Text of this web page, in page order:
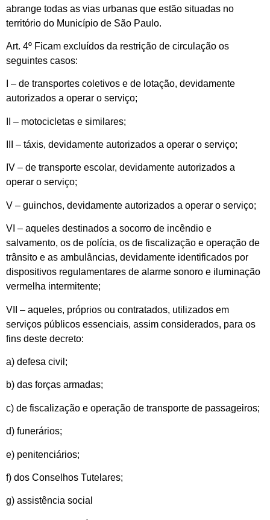
abrange todas as vias urbanas que estão situadas no
território do Município de São Paulo.
Art. 4º Ficam excluídos da restrição de circulação os
seguintes casos:
I – de transportes coletivos e de lotação, devidamente
autorizados a operar o serviço;
II – motocicletas e similares;
III – táxis, devidamente autorizados a operar o serviço;
IV – de transporte escolar, devidamente autorizados a
operar o serviço;
V – guinchos, devidamente autorizados a operar o serviço;
VI – aqueles destinados a socorro de incêndio e
salvamento, os de polícia, os de fiscalização e operação de
trânsito e as ambulâncias, devidamente identificados por
dispositivos regulamentares de alarme sonoro e iluminação
vermelha intermitente;
VII – aqueles, próprios ou contratados, utilizados em
serviços públicos essenciais, assim considerados, para os
fins deste decreto:
a) defesa civil;
b) das forças armadas;
c) de fiscalização e operação de transporte de passageiros;
d) funerários;
e) penitenciários;
f) dos Conselhos Tutelares;
g) assistência social